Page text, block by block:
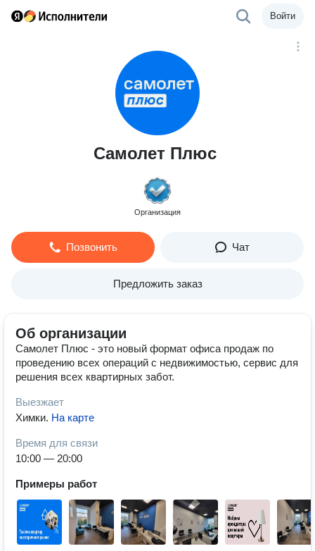
Войти
Самолет Плюс
Организация
Позвонить Чат
Предложить заказ
Об организации
Самолет Плюс - это новый формат офиса продаж по
проведению всех операций с недвижимостью, сервис для
решения всех квартирных забот.
Выезжает
Химки. На карте
Время для связи
10:00 — 20:00
Примеры работ